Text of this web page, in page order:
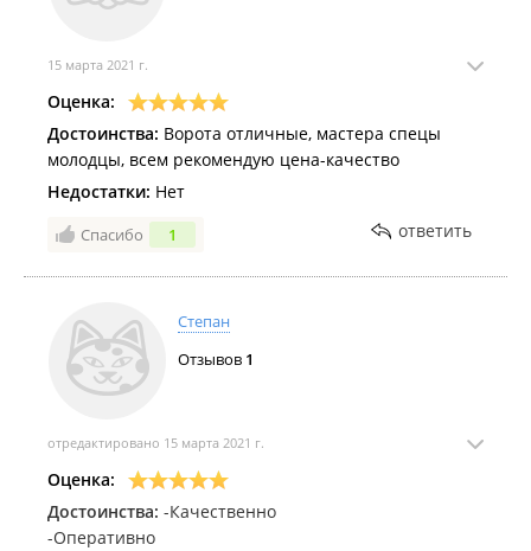
15 марта 2021 г.
Оценка:
Достоинства: Ворота отличные, мастера спецы
молодцы, всем рекомендую цена-качество
Недостатки: Нет
Спасибо 1 ответить
Степан
Отзывов 1
отредактировано 15 марта 2021 г.
Оценка:
Достоинства: -Качественно
-Оперативно